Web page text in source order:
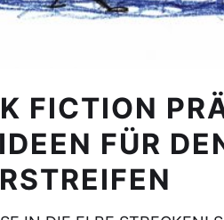
FICTION
FÜR